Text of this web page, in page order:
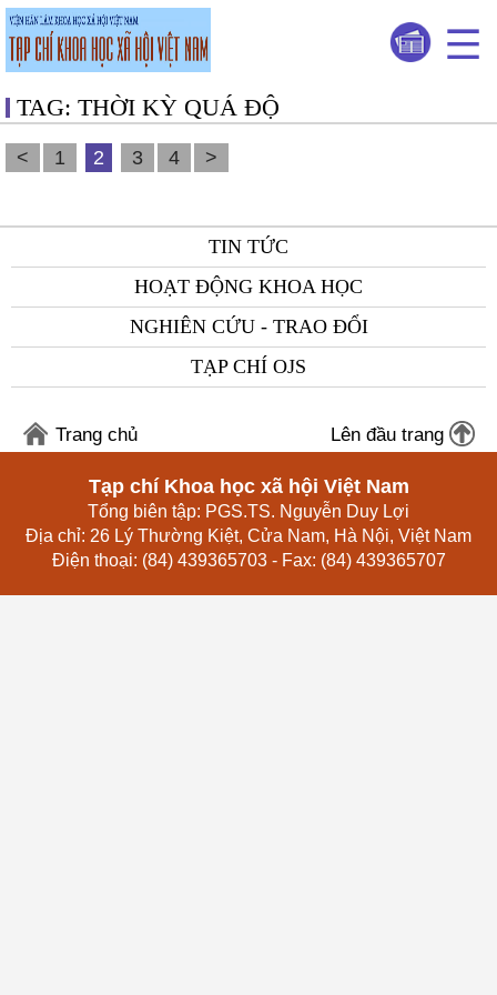
TAG: THỜI KỲ QUÁ ĐỘ
< 1 2 3 4 >
TIN TỨC
HOẠT ĐỘNG KHOA HỌC
NGHIÊN CỨU - TRAO ĐỔI
TẠP CHÍ OJS
Trang chủ Lên đầu trang
Tạp chí Khoa học xã hội Việt Nam
Tổng biên tập: PGS.TS. Nguyễn Duy Lợi
Địa chỉ: 26 Lý Thường Kiệt, Cửa Nam, Hà Nội, Việt Nam
Điện thoại: (84) 439365703 - Fax: (84) 439365707